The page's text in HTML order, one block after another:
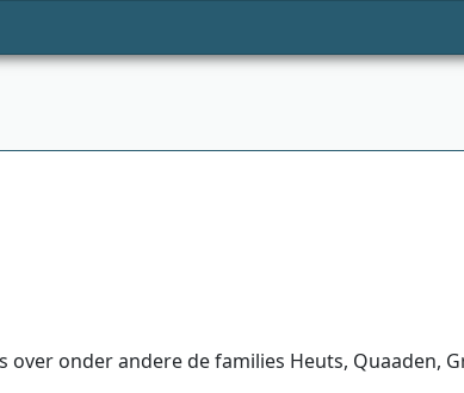
onder andere de families Heuts, Quaaden,